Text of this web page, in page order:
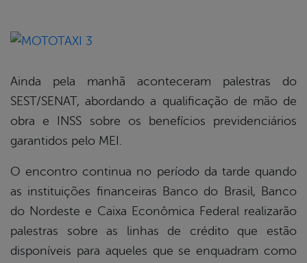
Ainda pela manhã aconteceram palestras do
SEST/SENAT, abordando a qualificação de mão de
obra e INSS sobre os benefícios previdenciários
garantidos pelo MEI.
O encontro continua no período da tarde quando
as instituições financeiras Banco do Brasil, Banco
do Nordeste e Caixa Econômica Federal realizarão
palestras sobre as linhas de crédito que estão
disponíveis para aqueles que se enquadram como